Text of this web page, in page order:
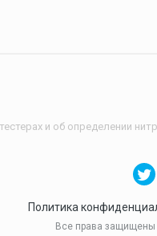
Политика
Все права